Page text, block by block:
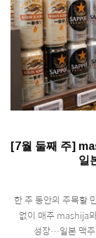
[7월 둘째 주]
일
한 주 동안의 주목할
없이 매주 mashija
성장…일본 맥주